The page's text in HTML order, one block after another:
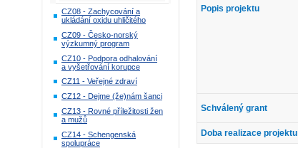
CZ08 - Zachycování a
ukládání oxidu uhličitého
CZ09 - Česko-norský
výzkumný program
CZ10 - Podpora odhalování
a vyšetřování korupce
CZ11 - Veřejné zdraví
CZ12 - Dejme (že)nám šanci
CZ13 - Rovné příležitosti žen
a mužů
CZ14 - Schengenská
spolupráce
Popis projektu
Schválený grant
Doba realizace projektu